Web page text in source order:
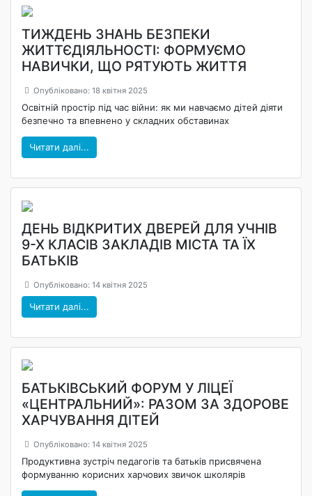
ТИЖДЕНЬ ЗНАНЬ БЕЗПЕКИ
ЖИТТЄДІЯЛЬНОСТІ: ФОРМУЄМО
НАВИЧКИ, ЩО РЯТУЮТЬ ЖИТТЯ
Опубліковано: 18 квітня 2025
Освітній простір під час війни: як ми навчаємо дітей діяти
безпечно та впевнено у складних обставинах
Читати далі...
ДЕНЬ ВІДКРИТИХ ДВЕРЕЙ ДЛЯ УЧНІВ
9-Х КЛАСІВ ЗАКЛАДІВ МІСТА ТА ЇХ
БАТЬКІВ
Опубліковано: 14 квітня 2025
Читати далі...
БАТЬКІВСЬКИЙ ФОРУМ У ЛІЦЕЇ
«ЦЕНТРАЛЬНИЙ»: РАЗОМ ЗА ЗДОРОВЕ
ХАРЧУВАННЯ ДІТЕЙ
Опубліковано: 14 квітня 2025
Продуктивна зустріч педагогів та батьків присвячена
формуванню корисних харчових звичок школярів